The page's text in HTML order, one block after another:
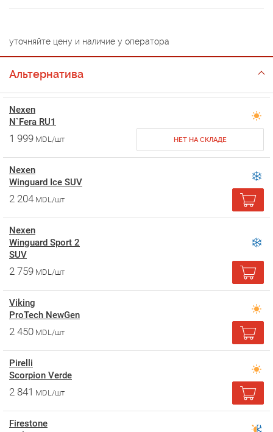
уточняйте цену и наличие у оператора
Альтернатива
Nexen
N`Fera RU1
1 999 MDL/шт НЕТ НА СКЛАДЕ
Nexen
Winguard Ice SUV
2 204 MDL/шт
Nexen
Winguard Sport 2
SUV
2 759 MDL/шт
Viking
ProTech NewGen
2 450 MDL/шт
Pirelli
Scorpion Verde
2 841 MDL/шт
Firestone